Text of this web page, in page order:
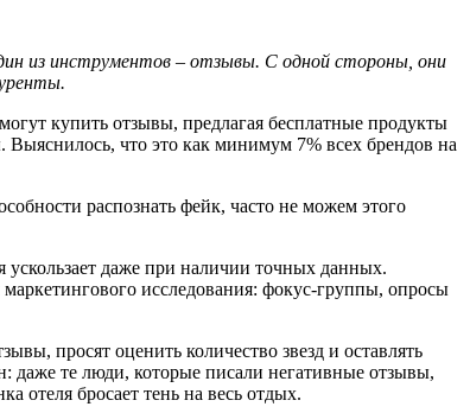
из инструментов – отзывы. С одной стороны, они
купить отзывы, предлагая бесплатные продукты
что это как минимум 7% всех брендов на
распознать фейк, часто не можем этого
ускользает даже при наличии точных данных.
исследования: фокус-группы, опросы
просят оценить количество звезд и оставлять
даже те люди, которые писали негативные отзывы,
отеля бросает тень на весь отдых.